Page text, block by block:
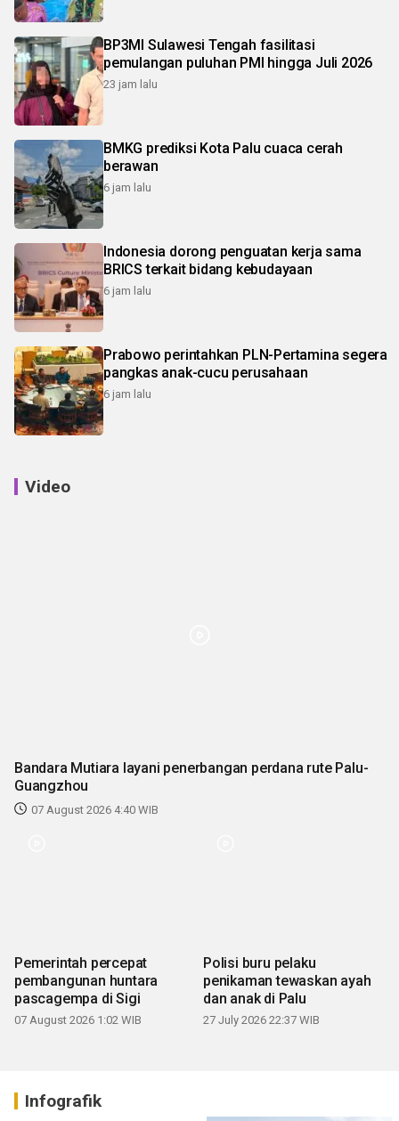
BP3MI Sulawesi Tengah fasilitasi
pemulangan puluhan PMI hingga Juli 2026
23 jam lalu
BMKG prediksi Kota Palu cuaca cerah
berawan
6 jam lalu
Indonesia dorong penguatan kerja sama
BRICS terkait bidang kebudayaan
6 jam lalu
Prabowo perintahkan PLN-Pertamina segera
pangkas anak-cucu perusahaan
6 jam lalu
Video
Bandara Mutiara layani penerbangan perdana rute Palu-
Guangzhou
07 August 2026 4:40 WIB
Pemerintah percepat
pembangunan huntara
pascagempa di Sigi
07 August 2026 1:02 WIB
Polisi buru pelaku
penikaman tewaskan ayah
dan anak di Palu
27 July 2026 22:37 WIB
Infografik